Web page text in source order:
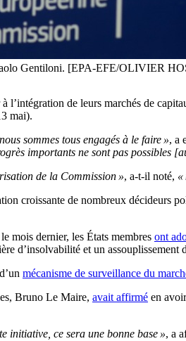
Gentiloni. [EPA-EFE/OLIVIER
l’intégration de leurs marchés de
mai).
sommes tous engagés à le faire », a
importants ne sont pas
de la Commission », a-t-il noté, «
croissante de nombreux décideurs
le mois dernier, les États membres ont
d’insolvabilité et un
mécanisme de surveillance du
Bruno Le Maire, avait affirmé en
initiative, ce sera une bonne base », a